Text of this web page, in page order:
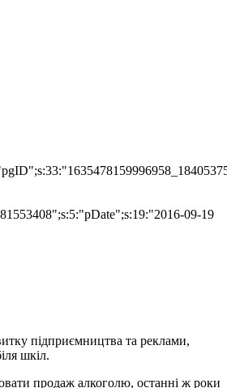
09-19
підприємництва та реклами,
шкіл.
продаж алкоголю, останні ж роки